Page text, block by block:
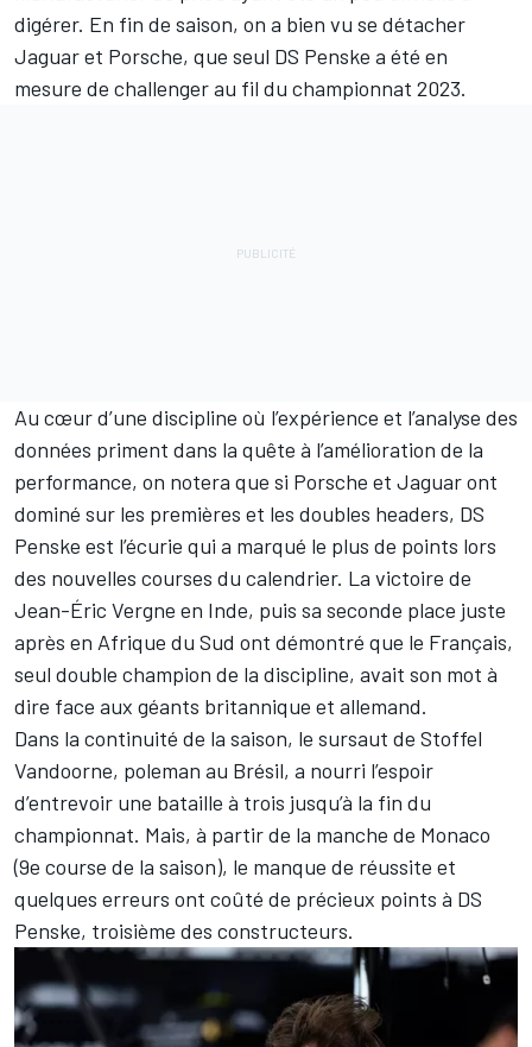
digérer. En fin de saison, on a bien vu se détacher
Jaguar et Porsche, que seul DS Penske a été en
mesure de challenger au fil du championnat 2023.
Au cœur d’une discipline où l’expérience et l’analyse des
données priment dans la quête à l’amélioration de la
performance, on notera que si Porsche et Jaguar ont
dominé sur les premières et les doubles headers, DS
Penske est l’écurie qui a marqué le plus de points lors
des nouvelles courses du calendrier. La victoire de
Jean-Éric Vergne en Inde, puis sa seconde place juste
après en Afrique du Sud ont démontré que le Français,
seul double champion de la discipline, avait son mot à
dire face aux géants britannique et allemand.
Dans la continuité de la saison, le sursaut de Stoffel
Vandoorne, poleman au Brésil, a nourri l’espoir
d’entrevoir une bataille à trois jusqu’à la fin du
championnat. Mais, à partir de la manche de Monaco
(9e course de la saison), le manque de réussite et
quelques erreurs ont coûté de précieux points à DS
Penske, troisième des constructeurs.